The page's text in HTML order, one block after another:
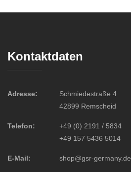
Kontaktdaten
Adresse:
Schmiedestraße 4
42899 Remscheid
Telefon:
+49 (0) 2191 / 5834
+49 157 5436 5014
E-Mail: shop@gsr-germany.de